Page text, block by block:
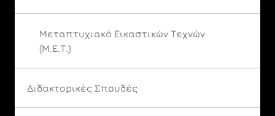
Μεταπτυχιακό Εικαστικών Τεχνών
(Μ.Ε.Τ.)
Διδακτορικές Σπουδές